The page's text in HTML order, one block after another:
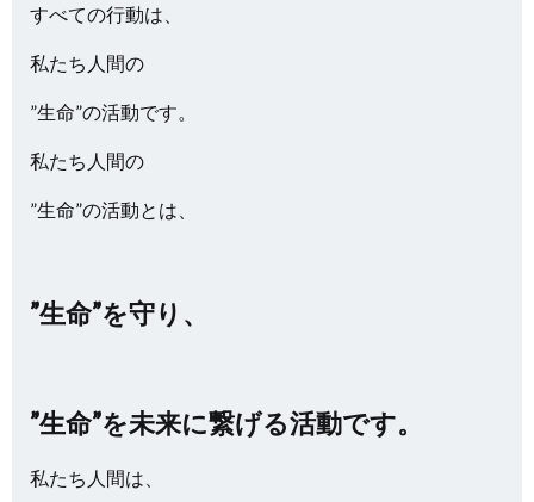
すべての行動は、
私たち人間の
”生命”の活動です。
私たち人間の
”生命”の活動とは、
”生命”を守り、
”生命”を未来に繋げる活動です。
私たち人間は、